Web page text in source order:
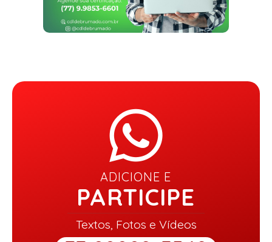
ADICIONE E
PARTICIPE
Textos, Fotos e Vídeos